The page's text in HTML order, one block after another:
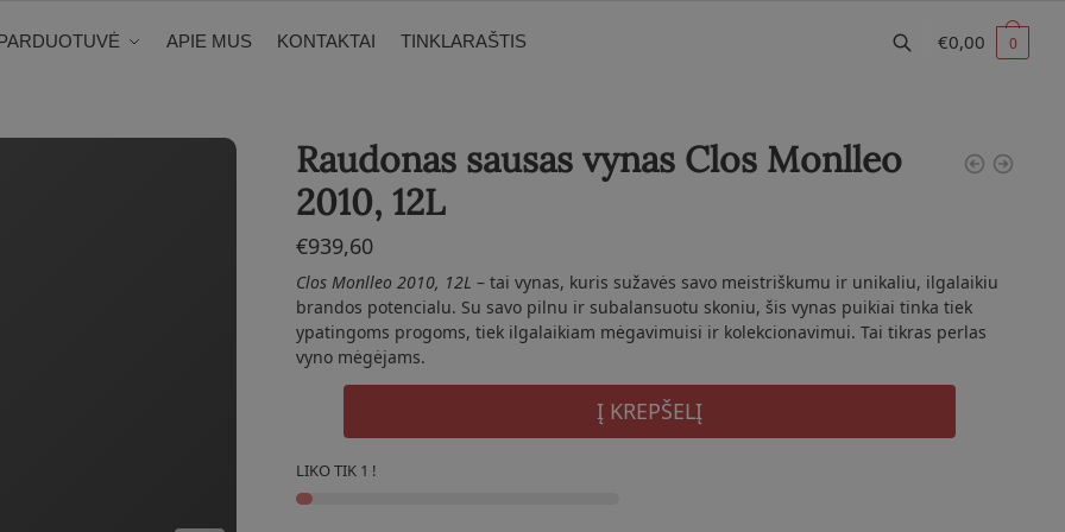
APIE MUS KONTAKTAI TINKLARAŠTIS €0,00 0
Raudonas sausas vynas Clos Monlleo
2010, 12L
€939,60
Clos Monlleo 2010, 12L – tai vynas, kuris sužavės savo meistriškumu ir unikaliu, ilgalaikiu
brandos potencialu. Su savo pilnu ir subalansuotu skoniu, šis vynas puikiai tinka tiek
ypatingoms progoms, tiek ilgalaikiam mėgavimuisi ir kolekcionavimui. Tai tikras perlas
vyno mėgėjams.
sausas
Į KREPŠELĮ
LIKO TIK 1 !